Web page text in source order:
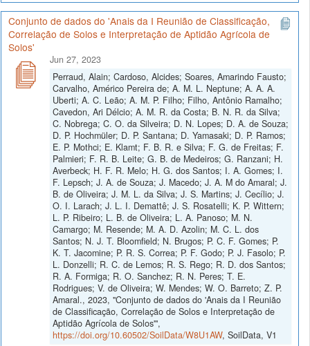
Conjunto de dados do 'Anais da I Reunião de Classificação,
Correlação de Solos e Interpretação de Aptidão Agrícola de
Solos'
Jun 27, 2023
Perraud, Alain; Cardoso, Alcides; Soares, Amarindo Fausto;
Carvalho, Américo Pereira de; A. M. L. Neptune; A. A. A.
Uberti; A. C. Leão; A. M. P. Filho; Filho, Antônio Ramalho;
Cavedon, Ari Délcio; A. M. R. da Costa; B. N. R. da Silva;
C. Nobrega; C. O. da Silveira; D. N. Lopes; D. A. de Souza;
D. P. Hochmüler; D. P. Santana; D. Yamasaki; D. P. Ramos;
E. P. Mothci; E. Klamt; F. B. R. e Silva; F. G. de Freitas; F.
Palmieri; F. R. B. Leite; G. B. de Medeiros; G. Ranzani; H.
Averbeck; H. F. R. Melo; H. G. dos Santos; I. A. Gomes; I.
F. Lepsch; J. A. de Souza; J. Macedo; J. A. M do Amaral; J.
B. de Oliveira; J. M. L. da Silva; J. S. Martins; J. Cecílio; J.
O. I. Larach; J. L. I. Demattê; J. S. Rosatelli; K. P. Wittern;
L. P. Ribeiro; L. B. de Oliveira; L. A. Panoso; M. N.
Camargo; M. Resende; M. A. D. Azolin; M. C. L. dos
Santos; N. J. T. Bloomfield; N. Brugos; P. C. F. Gomes; P.
K. T. Jacomine; P. R. S. Correa; P. F. Godo; P. J. Fasolo; P.
L. Donzelli; R. C. de Lemos; R. S. Rego; R. D. dos Santos;
R. A. Formiga; R. O. Sanchez; R. N. Peres; T. E.
Rodrigues; V. de Oliveira; W. Mendes; W. O. Barreto; Z. P.
Amaral., 2023, "Conjunto de dados do 'Anais da I Reunião
de Classificação, Correlação de Solos e Interpretação de
Aptidão Agrícola de Solos'",
https://doi.org/10.60502/SoilData/W8U1AW, SoilData, V1